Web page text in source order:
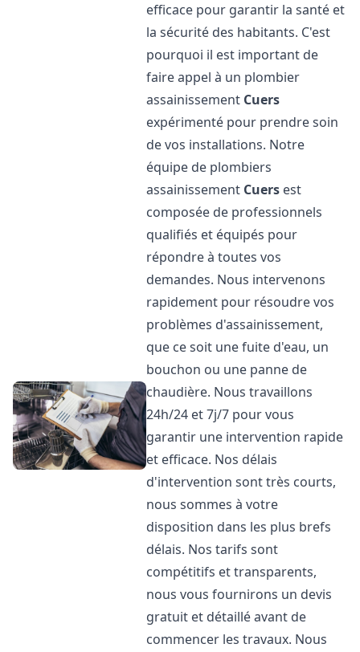
efficace pour garantir la santé et
la sécurité des habitants. C'est
pourquoi il est important de
faire appel à un plombier
assainissement Cuers
expérimenté pour prendre soin
de vos installations. Notre
équipe de plombiers
assainissement Cuers est
composée de professionnels
qualifiés et équipés pour
répondre à toutes vos
demandes. Nous intervenons
rapidement pour résoudre vos
problèmes d'assainissement,
que ce soit une fuite d'eau, un
bouchon ou une panne de
chaudière. Nous travaillons
24h/24 et 7j/7 pour vous
garantir une intervention rapide
et efficace. Nos délais
d'intervention sont très courts,
nous sommes à votre
disposition dans les plus brefs
délais. Nos tarifs sont
compétitifs et transparents,
nous vous fournirons un devis
gratuit et détaillé avant de
commencer les travaux. Nous